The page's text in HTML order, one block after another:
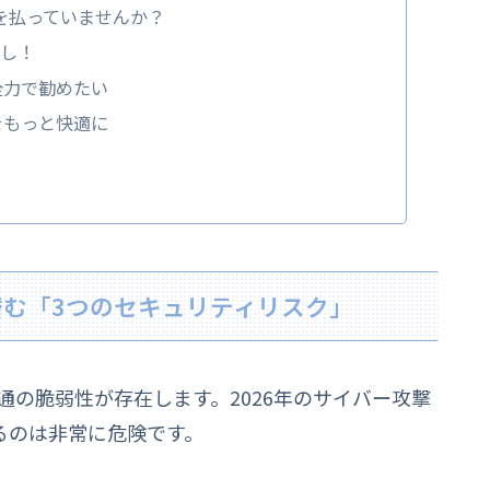
っていませんか？
！
で勧めたい
っと快適に
「3つのセキュリティリスク」
の脆弱性が存在します。2026年のサイバー攻撃
は非常に危険です。